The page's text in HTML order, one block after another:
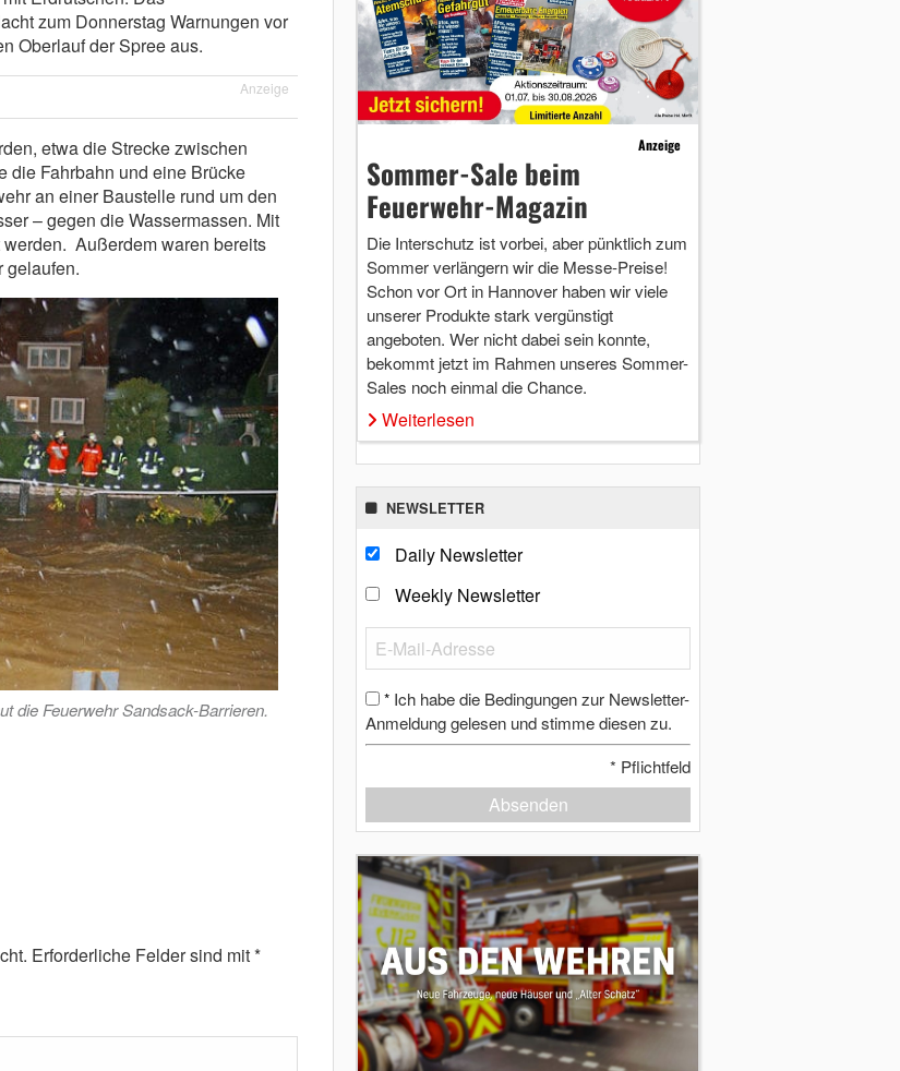
zum Donnerstag Warnungen vor
Oberlauf der Spree aus.
Anzeige
etwa die Strecke zwischen
die Fahrbahn und eine Brücke
an einer Baustelle rund um den
– gegen die Wassermassen. Mit
Außerdem waren bereits
gelaufen.
die Feuerwehr Sandsack-Barrieren.
Erforderliche Felder sind mit*
Anzeige
Sommer-Sale beim
Feuerwehr-Magazin
Die Interschutz ist vorbei, aber pünktlich zum
Sommer verlängern wir die Messe-Preise!
Schon vor Ort in Hannover haben wir viele
unserer Produkte stark vergünstigt
angeboten. Wer nicht dabei sein konnte,
bekommt jetzt im Rahmen unseres Sommer-
Sales noch einmal die Chance.
Weiterlesen
NEWSLETTER
Daily Newsletter
Weekly Newsletter
* Ich habe die Bedingungen zur Newsletter-
Anmeldung gelesen und stimme diesen zu.
* Pflichtfeld
Absenden